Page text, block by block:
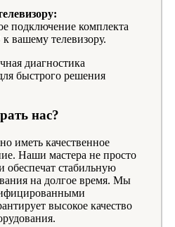
подключение комплекта
вашему телевизору.
диагностика
быстрого решения
нас?
иметь качественное
Наши мастера не просто
обеспечат стабильную
на долгое время. Мы
высокое качество